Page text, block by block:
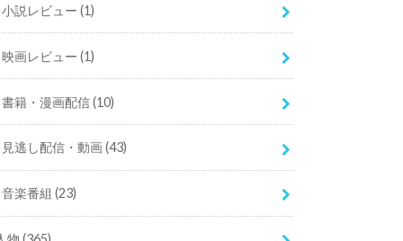
小説レビュー (1)
映画レビュー (1)
書籍・漫画配信(10)
見逃し配信・動画(43)
音楽番組 (23)